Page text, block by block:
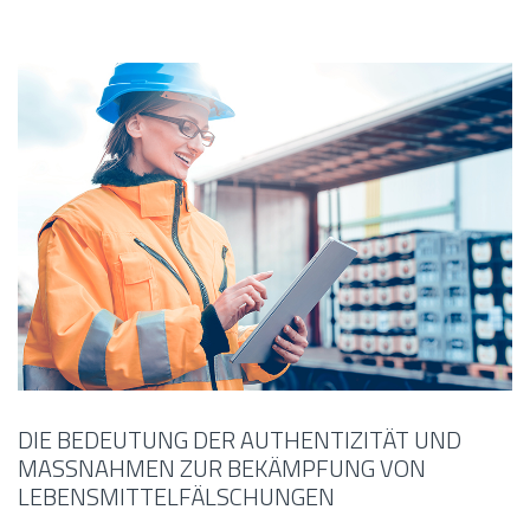
DIE BEDEUTUNG DER AUTHENTIZITÄT UND
MASSNAHMEN ZUR BEKÄMPFUNG VON
LEBENSMITTELFÄLSCHUNGEN